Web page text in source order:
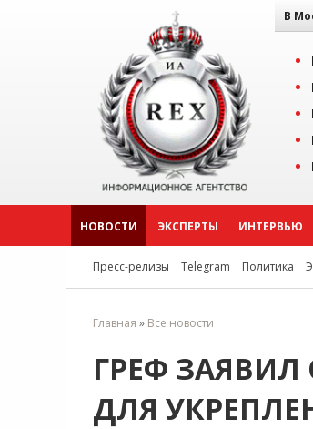
В
НОВОСТИ ЭКСПЕРТЫ ИНТЕРВЬЮ
Пресс-релизы Telegram Политика
Главная » Все новости
ГРЕФ
ДЛЯ